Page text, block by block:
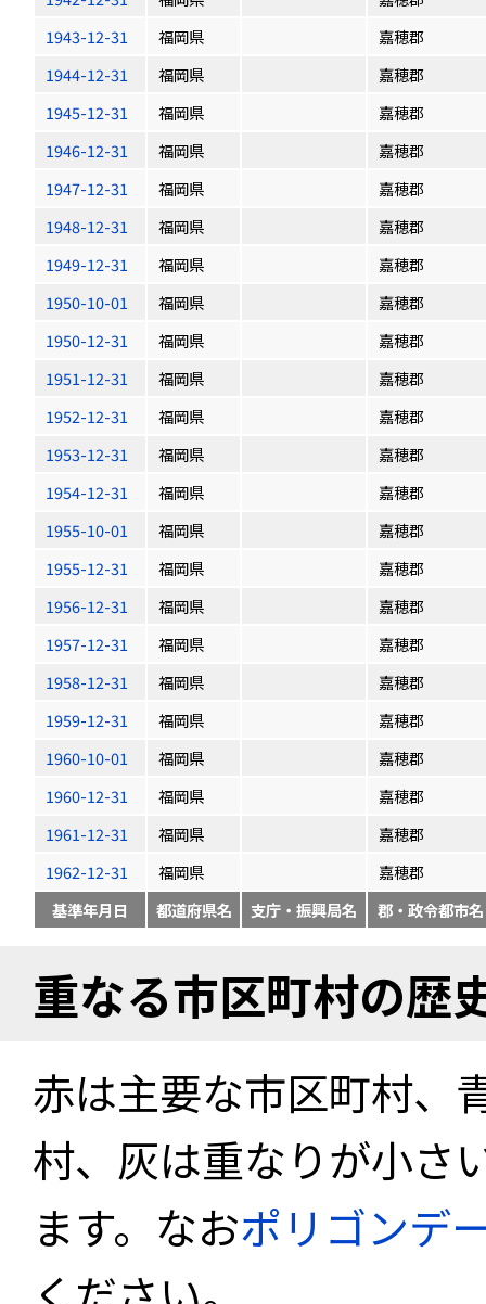
1943-12-31
福岡県
嘉穂郡
1944-12-31
福岡県
嘉穂郡
1945-12-31
福岡県
嘉穂郡
1946-12-31
福岡県
嘉穂郡
1947-12-31
福岡県
嘉穂郡
1948-12-31
福岡県
嘉穂郡
1949-12-31
福岡県
嘉穂郡
1950-10-01
福岡県
嘉穂郡
1950-12-31
福岡県
嘉穂郡
1951-12-31
福岡県
嘉穂郡
1952-12-31
福岡県
嘉穂郡
1953-12-31
福岡県
嘉穂郡
1954-12-31
福岡県
嘉穂郡
1955-10-01
福岡県
嘉穂郡
1955-12-31
福岡県
嘉穂郡
1956-12-31
福岡県
嘉穂郡
1957-12-31
福岡県
嘉穂郡
1958-12-31
福岡県
嘉穂郡
1959-12-31
福岡県
嘉穂郡
1960-10-01
福岡県
嘉穂郡
1960-12-31
福岡県
嘉穂郡
1961-12-31
福岡県
嘉穂郡
1962-12-31
福岡県
嘉穂郡
基準年月日
都道府県名 支庁・振興局名 郡・政令都市名
重なる市区町村の歴
赤は主要な市区町村、
村、灰は重なりが小さ
ます。なおポリゴンデ